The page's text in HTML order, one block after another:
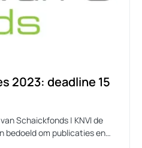
2023: deadline 15
Schaickfonds | KNVI de
bedoeld om publicaties en…